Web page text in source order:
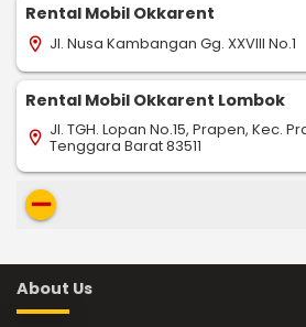
Rental Mobil Okkarent
location_on Jl. Nusa Kambangan Gg. XXVIII No.1
Rental Mobil Okkarent Lombok
location_on Jl. TGH. Lopan No.15, Prapen, Kec.
Tenggara Barat 83511
remove
About Us